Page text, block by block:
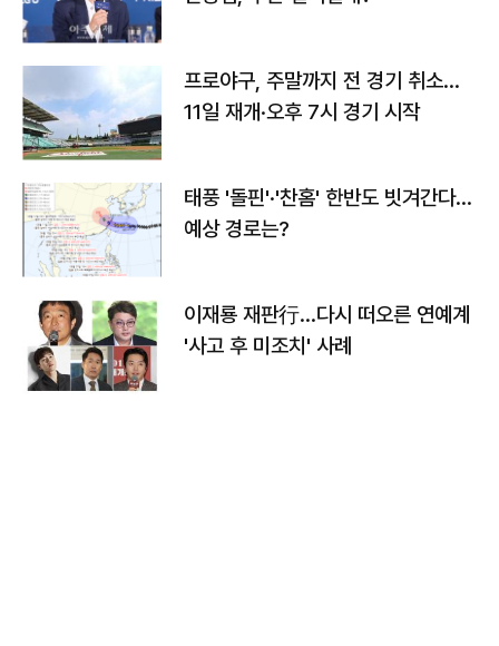
프로야구, 주말까지 전 경기 취소…
11일 재개·오후 7시 경기 시작
태풍 '돌핀'·'찬홈' 한반도 빗겨간다…
예상 경로는?
이재룡 재판行…다시 떠오른 연예계
'사고 후 미조치' 사례